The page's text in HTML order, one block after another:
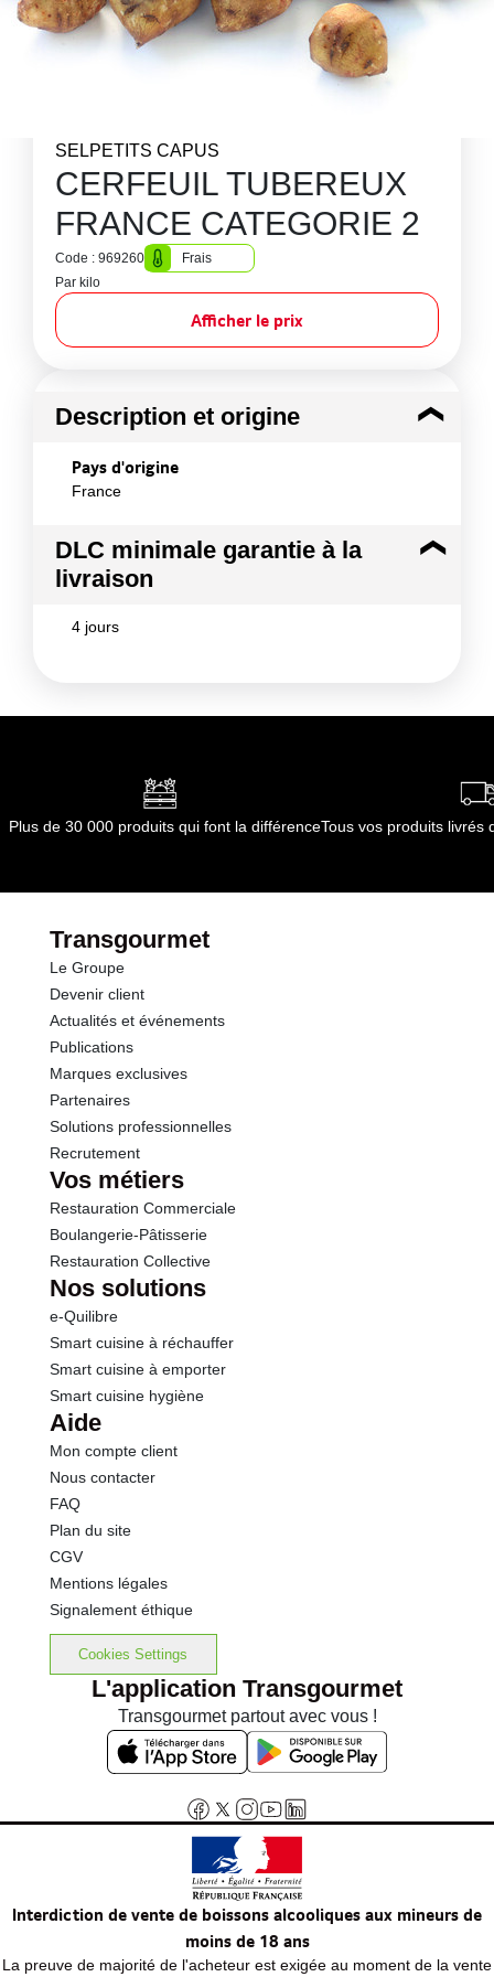
SELPETITS CAPUS
CERFEUIL TUBEREUX
FRANCE CATEGORIE 2
Code : 969260
Frais
Par kilo
Afficher le prix
Description et origine
Pays d'origine
France
DLC minimale garantie à la
livraison
4 jours
Plus de 30 000 produits qui font la différenceTous vos produits livrés
Transgourmet
Le Groupe
Devenir client
Actualités et événements
Publications
Marques exclusives
Partenaires
Solutions professionnelles
Recrutement
Vos métiers
Restauration Commerciale
Boulangerie-Pâtisserie
Restauration Collective
Nos solutions
e-Quilibre
Smart cuisine à réchauffer
Smart cuisine à emporter
Smart cuisine hygiène
Aide
Mon compte client
Nous contacter
FAQ
Plan du site
CGV
Mentions légales
Signalement éthique
Cookies Settings
L'application Transgourmet
Transgourmet partout avec vous !
Interdiction de vente de boissons alcooliques aux mineurs de
moins de 18 ans
La preuve de majorité de l'acheteur est exigée au moment de la vente